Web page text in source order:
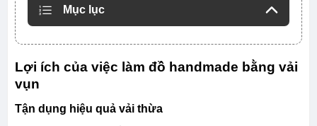
Mục lục
Lợi ích của việc làm đồ handmade bằng vải
vụn
Tận dụng hiệu quả vải thừa